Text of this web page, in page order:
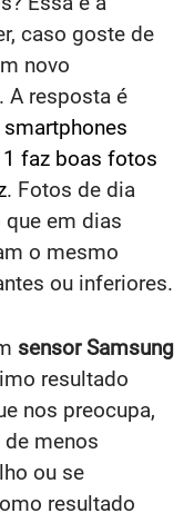
caso goste de
novo
A resposta é
faz boas fotos
. Fotos de dia
em dias
o mesmo
ou inferiores.
sensor Samsung
resultado
nos preocupa,
menos
ou se
resultado